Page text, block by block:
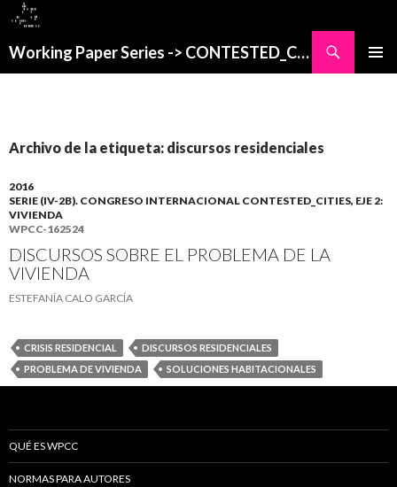
Working Paper Series -> CONTESTED_CITIES
Archivo de la etiqueta: discursos residenciales
2016
SERIE (IV-2B). CONGRESO INTERNACIONAL CONTESTED_CITIES, EJE 2:
VIVIENDA
WPCC-162524
DISCURSOS SOBRE EL PROBLEMA DE LA
VIVIENDA
ESTEFANÍA CALO GARCÍA
CRISIS RESIDENCIAL
DISCURSOS RESIDENCIALES
PROBLEMA DE VIVIENDA
SOLUCIONES HABITACIONALES
QUÉ ES WPCC
NORMAS PARA AUTORES